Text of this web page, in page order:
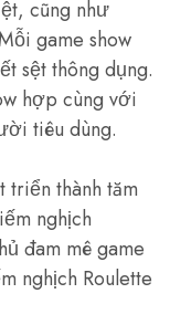
cũng như
game show
sệt thông dụng.
hợp cùng với
tiêu dùng.
thành tăm
nghịch
đam mê game
nghịch Roulette